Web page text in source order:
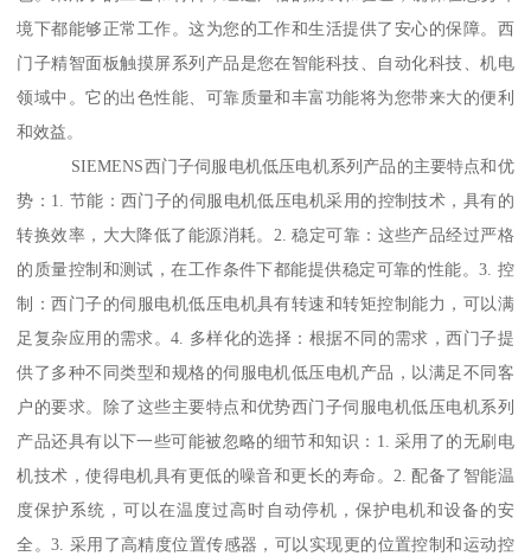
境下都能够正常工作。这为您的工作和生活提供了安心的保障。西
门子精智面板触摸屏系列产品是您在智能科技、自动化科技、机电
领域中。它的出色性能、可靠质量和丰富功能将为您带来大的便利
和效益。
SIEMENS西门子伺服电机低压电机系列产品的主要特点和优
势：1. 节能：西门子的伺服电机低压电机采用的控制技术，具有的
转换效率，大大降低了能源消耗。2. 稳定可靠：这些产品经过严格
的质量控制和测试，在工作条件下都能提供稳定可靠的性能。3. 控
制：西门子的伺服电机低压电机具有转速和转矩控制能力，可以满
足复杂应用的需求。4. 多样化的选择：根据不同的需求，西门子提
供了多种不同类型和规格的伺服电机低压电机产品，以满足不同客
户的要求。除了这些主要特点和优势西门子伺服电机低压电机系列
产品还具有以下一些可能被忽略的细节和知识：1. 采用了的无刷电
机技术，使得电机具有更低的噪音和更长的寿命。2. 配备了智能温
度保护系统，可以在温度过高时自动停机，保护电机和设备的安
全。3. 采用了高精度位置传感器，可以实现更的位置控制和运动控